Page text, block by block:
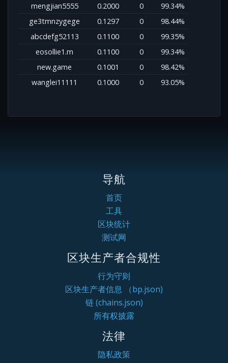
mengjian5555
0.2000 0
99.34%
ge3tmnzygege
0.1297 0
98.44%
abcdefg52113
0.1100 0
99.35%
eosollie1.m
0.1100 0
99.34%
new.game
0.1001 0
98.42%
wanglei11111
0.1000 0 93.05%
导航
首页
工具
区块统计
测试网
区块生产者合规性
行为守则
区块生产者信息 （bp.json)
链 (chains.json)
所有权披露
法律
隐私政策